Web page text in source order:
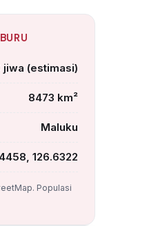
jiwa (estimasi)
8473 km²
Maluku
126.6322
Populasi